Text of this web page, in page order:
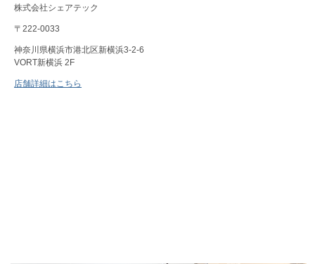
株式会社シェアテック
〒222-0033
神奈川県横浜市港北区新横浜3-2-6
VORT新横浜 2F
店舗詳細はこちら